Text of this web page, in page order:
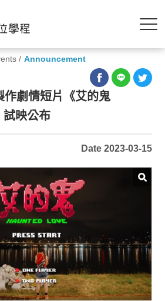
/ Announcement
作劇情短片《艾的鬼
映公布
Date 2023-03-15